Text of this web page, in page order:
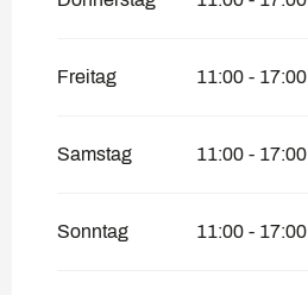
Freitag 11:00 - 17:00
Samstag 11:00 - 17:00
Sonntag 11:00 - 17:00